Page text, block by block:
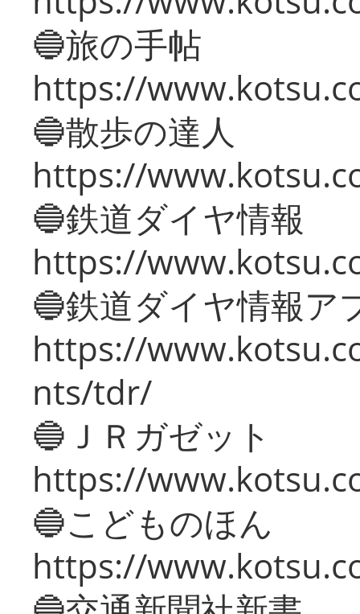
🔵旅の手帖
https://
🔵散歩の達人
https://
🔵鉄道ダイヤ情報
https://
🔵鉄道ダイヤ情報ア
https://
nts/tdr/
🔵ＪＲガゼット
https://
🔵こどものほん
https://